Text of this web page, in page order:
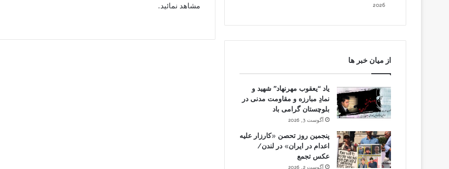
مشاهد نمائید.
2026
از میان خبر ها
یاد “یعقوب مهرنهاد” شهید و
نمادِ مبارزه و مقاومت مدنی در
بلوچستان گرامی باد
آگوست 3, 2026
پنجمین روز تحصن «کارزار علیه
اعدام در ایران» در لندن/
عکس تجمع
آگوست 2, 2026